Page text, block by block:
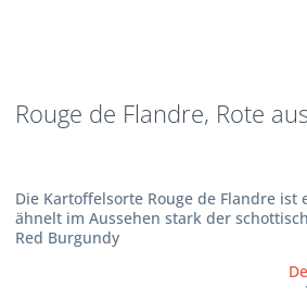
Rouge de Flandre, Rote
Die Kartoffelsorte Rouge de Flandre ist
ähnelt im Aussehen stark der
Red Burgundy